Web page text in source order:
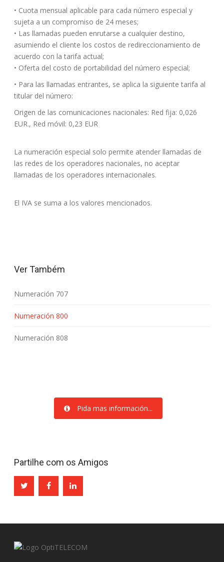
• Cuota mensual aplicable para cada número especial y
sujeta a un compromiso de 24 meses;
• Las llamadas pueden enrutarse a cualquier destino,
asumiendo el cliente los costos de redireccionamiento de
acuerdo con la tarifa actual;
• Oferta del costo de portabilidad del número especial;
• Para las llamadas entrantes, se aplica la siguiente tarifa al
titular del número:
Origen de las comunicaciones nacionales: Red fija: 0,026
EUR., Red móvil: 0,23 EUR
La numeración especial solo permite atender llamadas de
las redes de los operadores nacionales, no aceptar
llamadas de los operadores internacionales.
El IVA se suma a los valores mencionados.
Ver Também
Numeración 707
Numeración 800
Numeración 808
Pida mas información...
Partilhe com os Amigos